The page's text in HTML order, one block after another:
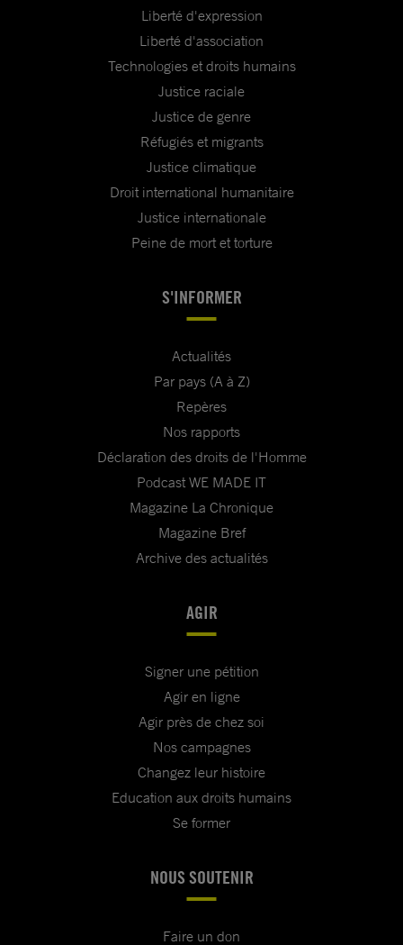
Liberté d'expression
Liberté d'association
Technologies et droits humains
Justice raciale
Justice de genre
Réfugiés et migrants
Justice climatique
Droit international humanitaire
Justice internationale
Peine de mort et torture
S'INFORMER
Actualités
Par pays (A à Z)
Repères
Nos rapports
Déclaration des droits de l'Homme
Podcast WE MADE IT
Magazine La Chronique
Magazine Bref
Archive des actualités
AGIR
Signer une pétition
Agir en ligne
Agir près de chez soi
Nos campagnes
Changez leur histoire
Education aux droits humains
Se former
NOUS SOUTENIR
Faire un don